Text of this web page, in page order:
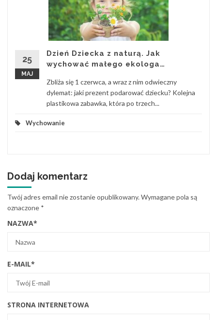
25
MAJ
Dzień Dziecka z naturą. Jak
wychować małego ekologa…
Zbliża się 1 czerwca, a wraz z nim odwieczny
dylemat: jaki prezent podarować dziecku? Kolejna
plastikowa zabawka, która po trzech...
Wychowanie
Dodaj komentarz
Twój adres email nie zostanie opublikowany.Wymagane pola są
oznaczone *
NAZWA*
E-MAIL*
STRONA INTERNETOWA